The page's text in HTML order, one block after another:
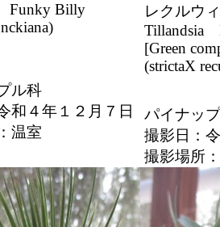
Funky Billy
ル科
和４年１２月７日
温室
レクルウ
Tillandsia
[Green
(strictaX
パイナッ
撮影日：
撮影場所